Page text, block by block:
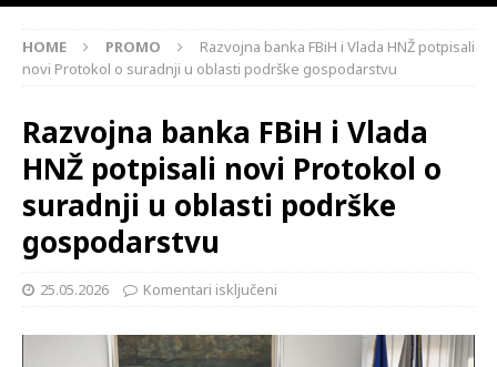
HOME PROMO
Razvojna banka FBiH i Vlada HNŽ potpisali
novi Protokol o suradnji u oblasti podrške gospodarstvu
Razvojna banka FBiH i Vlada
HNŽ potpisali novi Protokol o
suradnji u oblasti podrške
gospodarstvu
25.05.2026 Komentari isključeni